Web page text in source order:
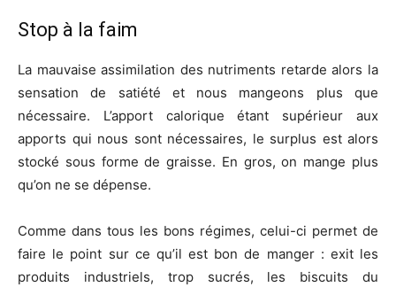
Stop à la faim
La mauvaise assimilation des nutriments retarde alors la
sensation de satiété et nous mangeons plus que
nécessaire. L’apport calorique étant supérieur aux
apports qui nous sont nécessaires, le surplus est alors
stocké sous forme de graisse. En gros, on mange plus
qu’on ne se dépense.
Comme dans tous les bons régimes, celui-ci permet de
faire le point sur ce qu’il est bon de manger : exit les
produits industriels, trop sucrés, les biscuits du